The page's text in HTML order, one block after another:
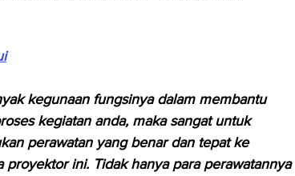
kegunaan fungsinya dalam membantu
kegiatan anda, maka sangat untuk
perawatan yang benar dan tepat ke
ini. Tidak hanya para perawatannya